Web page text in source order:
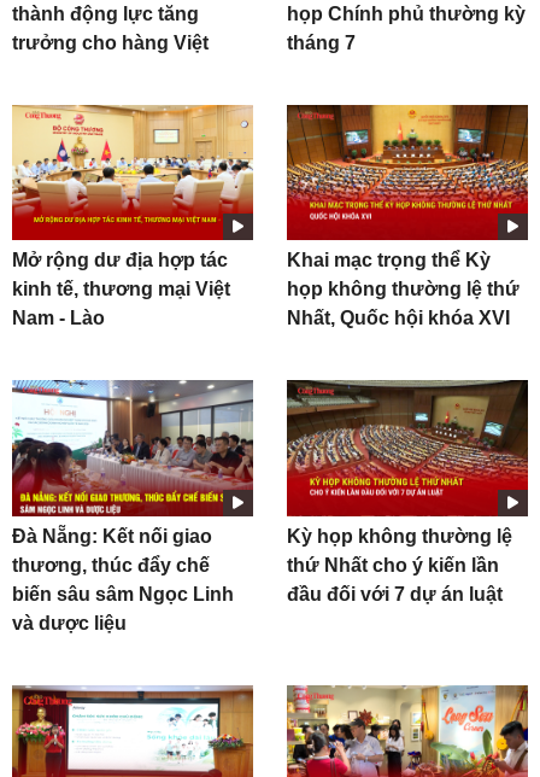
thành động lực tăng
trưởng cho hàng Việt
họp Chính phủ thường kỳ
tháng 7
Mở rộng dư địa hợp tác
kinh tế, thương mại Việt
Nam - Lào
Khai mạc trọng thể Kỳ
họp không thường lệ thứ
Nhất, Quốc hội khóa XVI
Đà Nẵng: Kết nối giao
thương, thúc đẩy chế
biến sâu sâm Ngọc Linh
và dược liệu
Kỳ họp không thường lệ
thứ Nhất cho ý kiến lần
đầu đối với 7 dự án luật